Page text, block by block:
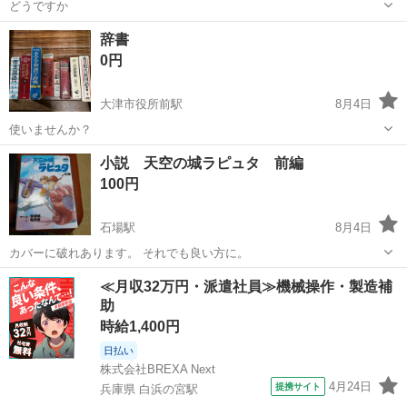
どうですか
滋賀 大津市 大津市役所前駅
辞書
0円
大津市役所前駅
8月4日
使いませんか？
滋賀 大津市 大津市役所前駅 語学、辞書
小説 天空の城ラピュタ 前編
100円
石場駅
8月4日
カバーに破れあります。 それでも良い方に。
滋賀 大津市 石場駅 文芸 天空の城ラピュタ
≪月収32万円・派遣社員≫機械操作・製造補
助
時給1,400円
日払い
株式会社BREXA Next
兵庫県 白浜の宮駅
提携サイト 4月24日